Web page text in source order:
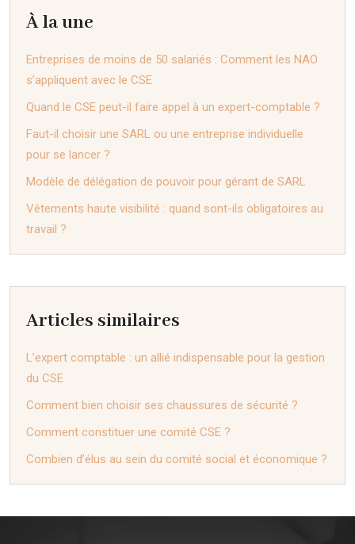
À la une
Entreprises de moins de 50 salariés : Comment les NAO
s’appliquent avec le CSE
Quand le CSE peut-il faire appel à un expert-comptable ?
Faut-il choisir une SARL ou une entreprise individuelle
pour se lancer ?
Modèle de délégation de pouvoir pour gérant de SARL
Vêtements haute visibilité : quand sont-ils obligatoires au
travail ?
Articles similaires
L’expert comptable : un allié indispensable pour la gestion
du CSE
Comment bien choisir ses chaussures de sécurité ?
Comment constituer une comité CSE ?
Combien d’élus au sein du comité social et économique ?